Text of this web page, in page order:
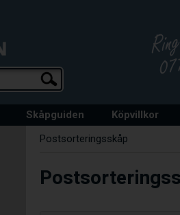
Skåpguiden Köpvillkor
Postsorteringsskåp